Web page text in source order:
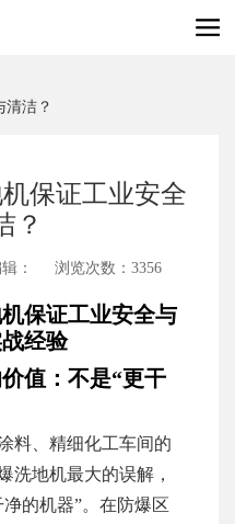
清洁？
保证工业安全
？
： 浏览次数：3356
保证工业安全与
经验
值：不是“更干
料、精细化工车间的
洗地机最大的误解，
的机器”。在防爆区